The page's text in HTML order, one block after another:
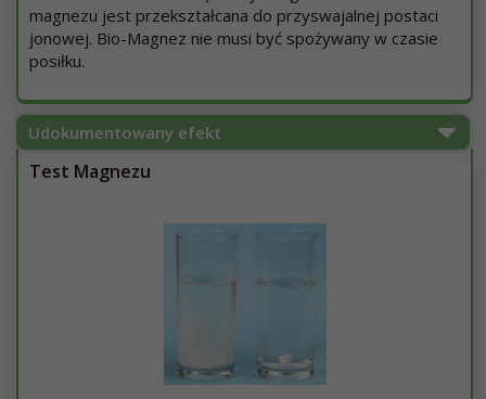
magnezu jest przekształcana do przyswajalnej postaci
jonowej. Bio-Magnez nie musi być spożywany w czasie
posiłku.
Udokumentowany efekt
Test Magnezu